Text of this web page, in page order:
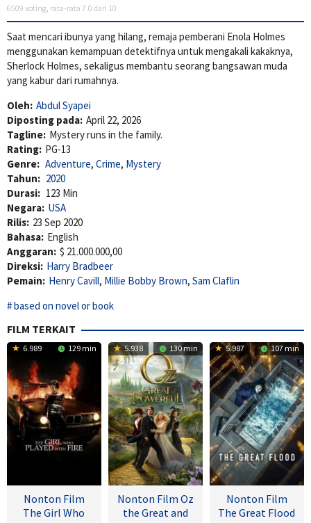
6509 voting, rata-rata 7.0 dari 10
Saat mencari ibunya yang hilang, remaja pemberani Enola Holmes
menggunakan kemampuan detektifnya untuk mengakali kakaknya,
Sherlock Holmes, sekaligus membantu seorang bangsawan muda
yang kabur dari rumahnya.
Oleh: Abdul Syapei
Diposting pada: April 22, 2026
Tagline: Mystery runs in the family.
Rating: PG-13
Genre: Adventure, Crime, Mystery
Tahun: 2020
Durasi: 123 Min
Negara: USA
Rilis: 23 Sep 2020
Bahasa: English
Anggaran: $ 21.000.000,00
Direksi: Harry Bradbeer
Pemain: Henry Cavill, Millie Bobby Brown, Sam Claflin
based on novel or book
FILM TERKAIT
6.989 129 min
Nonton Film
The Girl Who
5.938 130 min
Nonton Film Oz
the Great and
5.987 107 min
Nonton Film
The Great Flood